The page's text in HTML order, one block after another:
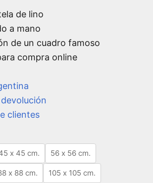
de lino
a mano
de un cuadro famoso
compra online
clientes
x 45 cm. 56 x 56 cm.
x 88 cm. 105 x 105 cm.